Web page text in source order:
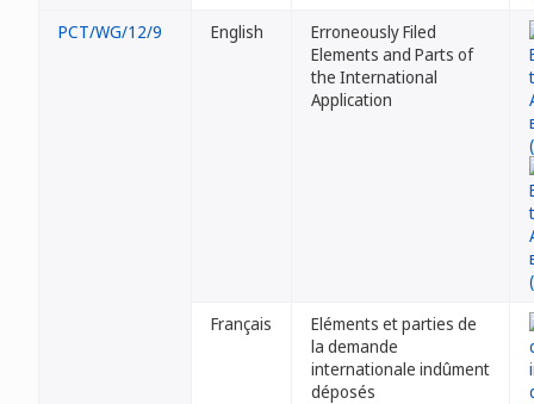
PCT/WG/12/9 English
Erroneously Filed
Elements and Parts of
the International
Application
Français
Eléments et parties de
la demande
internationale indûment
déposés